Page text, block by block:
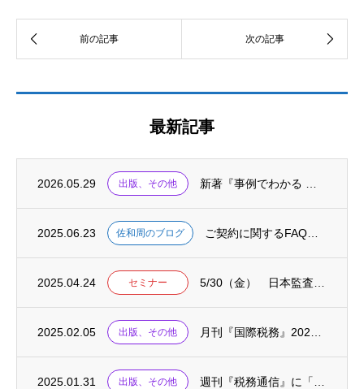
最新記事
2026.05.29 出版、その他
2025.06.23 佐和周のブログ
2025.04.24 セミナー
2025.02.05 出版、その他
2025.01.31 出版、その他